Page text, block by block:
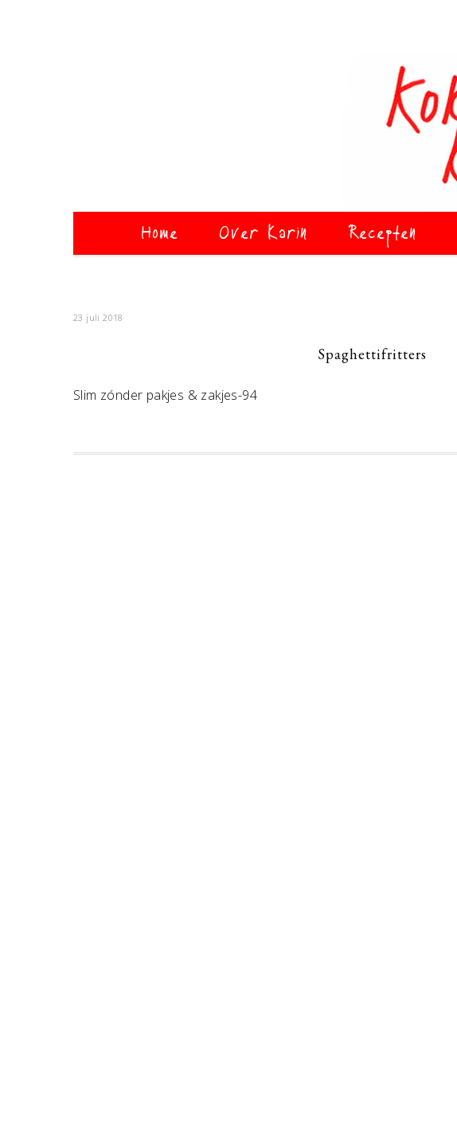
Home Over Karin Recepten
23 juli 2018
Spaghettifritters
Slim zónder pakjes & zakjes-94